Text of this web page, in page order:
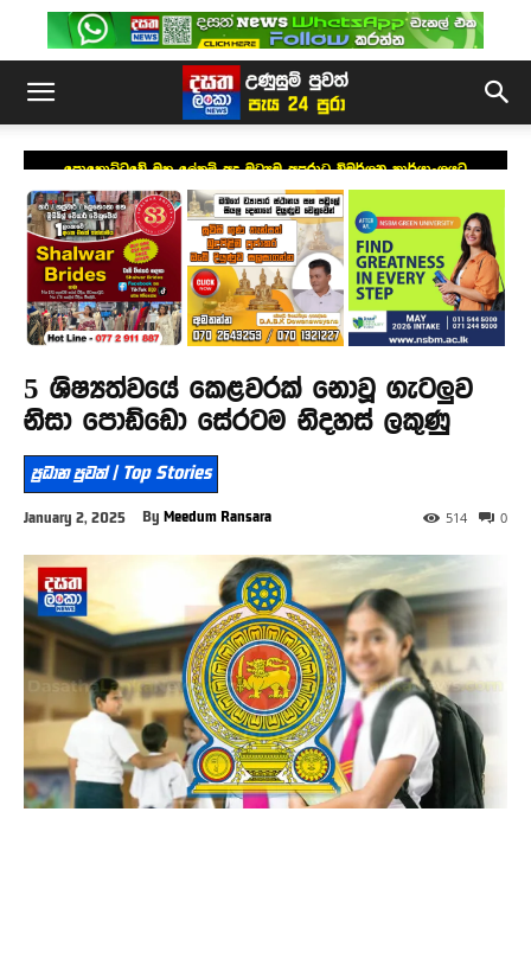
පොහොට්ටුවේ මහ ලේකම් අද මධ්‍යම අපරාධ විමර්ශන කාර්යාංශයට
5 ශිෂ්‍යත්වයේ කෙළවරක් නොවූ ගැටලුව
නිසා පොඩ්ඩො සේරටම නිදහස් ලකුණු
ප්‍රධාන පුවත් | Top Stories
January 2, 2025 By Meedum Ransara 0
514